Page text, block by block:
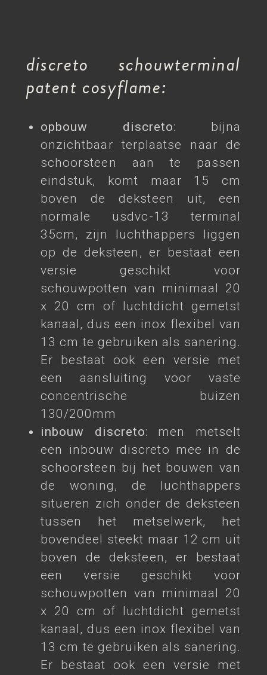
discreto schouwterminal
patent cosyflame:
opbouw discreto: bijna
onzichtbaar terplaatse naar de
schoorsteen aan te passen
eindstuk, komt maar 15 cm
boven de deksteen uit, een
normale usdvc-13 terminal
35cm, zijn luchthappers liggen
op de deksteen, er bestaat een
versie geschikt voor
schouwpotten van minimaal 20
x 20 cm of luchtdicht gemetst
kanaal, dus een inox flexibel van
13 cm te gebruiken als sanering.
Er bestaat ook een versie met
een aansluiting voor vaste
concentrische buizen
130/200mm
inbouw discreto: men metselt
een inbouw discreto mee in de
schoorsteen bij het bouwen van
de woning, de luchthappers
situeren zich onder de deksteen
tussen het metselwerk, het
bovendeel steekt maar 12 cm uit
boven de deksteen, er bestaat
een versie geschikt voor
schouwpotten van minimaal 20
x 20 cm of luchtdicht gemetst
kanaal, dus een inox flexibel van
13 cm te gebruiken als sanering.
Er bestaat ook een versie met